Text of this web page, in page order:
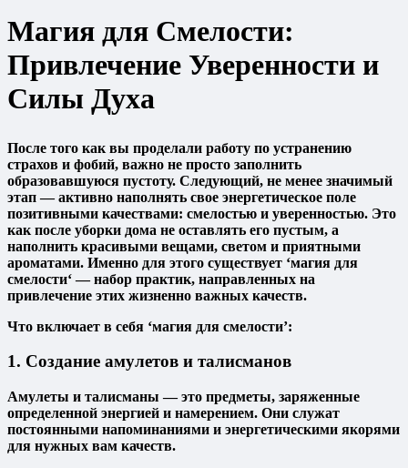
Магия для Смелости:
Привлечение Уверенности и
Силы Духа
После того как вы проделали работу по устранению
страхов и фобий, важно не просто заполнить
образовавшуюся пустоту. Следующий, не менее значимый
этап — активно наполнять свое энергетическое поле
позитивными качествами: смелостью и уверенностью. Это
как после уборки дома не оставлять его пустым, а
наполнить красивыми вещами, светом и приятными
ароматами. Именно для этого существует ‘магия для
смелости‘ — набор практик, направленных на
привлечение этих жизненно важных качеств.
Что включает в себя ‘магия для смелости’:
1. Создание амулетов и талисманов
Амулеты и талисманы — это предметы, заряженные
определенной энергией и намерением. Они служат
постоянными напоминаниями и энергетическими якорями
для нужных вам качеств.